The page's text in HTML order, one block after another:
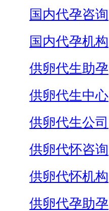
国内代孕咨询
国内代孕机构
供卵代生助孕
供卵代生中心
供卵代生公司
供卵代怀咨询
供卵代怀机构
供卵代孕助孕